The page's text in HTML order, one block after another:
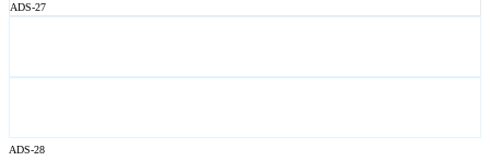
ADS-27
ADS-28